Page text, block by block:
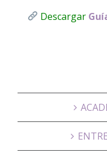
Descargar